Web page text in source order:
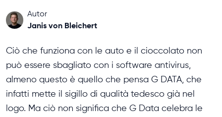
Autor
Janis von Bleichert
Ciò che funziona con le auto e il cioccolato non
può essere sbagliato con i software antivirus,
almeno questo è quello che pensa G DATA, che
infatti mette il sigillo di qualità tedesco già nel
logo. Ma ciò non significa che G Data celebra le